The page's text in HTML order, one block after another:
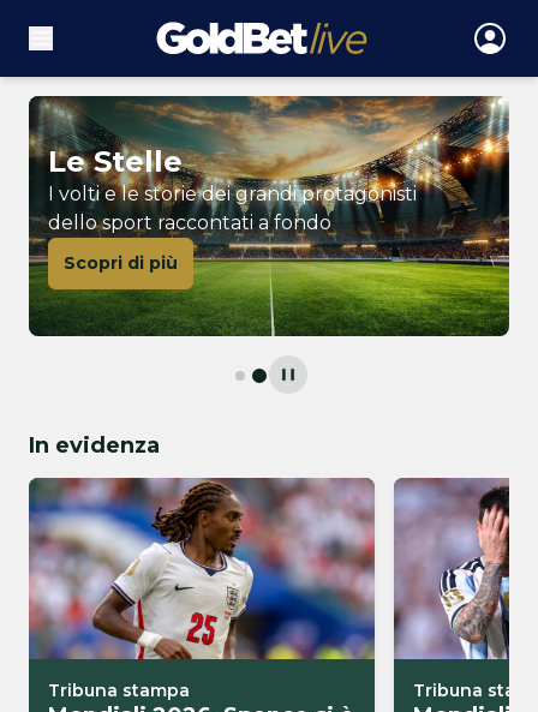
Le Stelle
I volti e le storie dei grandi protagonisti
dello sport raccontati a fondo
Scopri di più
In evidenza
Tribuna stampa Tribuna